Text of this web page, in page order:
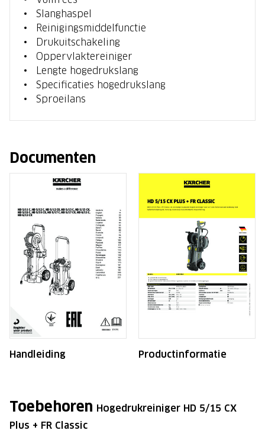
Slanghaspel
Reinigingsmiddelfunctie
Drukuitschakeling
Oppervlaktereiniger
Lengte hogedrukslang
Specificaties hogedrukslang
Sproeilans
Documenten
Handleiding Productinformatie
Toebehoren Hogedrukreiniger HD 5/15 CX
Plus + FR Classic